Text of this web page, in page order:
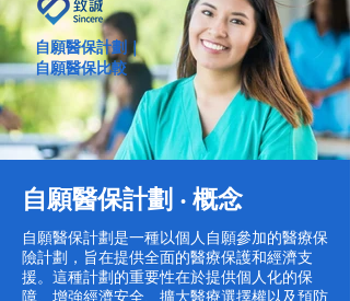
自願醫保計劃｜
自願醫保比較
自願醫保計劃 ‧ 概念
自願醫保計劃是一種以個人自願參加的醫療保
險計劃，旨在提供全面的醫療保護和經濟支
援。這種計劃的重要性在於提供個人化的保
障、增強經濟安全、擴大醫療選擇權以及預防